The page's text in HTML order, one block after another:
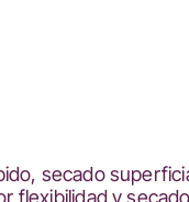
secado
flexibilidad y